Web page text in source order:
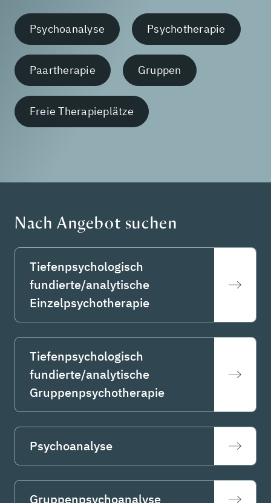
Psychoanalyse Psychotherapie
Paartherapie Gruppen
Freie Therapieplätze
Nach Angebot suchen
Tiefenpsychologisch
fundierte/analytische
Einzelpsychotherapie
Tiefenpsychologisch
fundierte/analytische
Gruppenpsychotherapie
Psychoanalyse
Gruppenpsychoanalyse